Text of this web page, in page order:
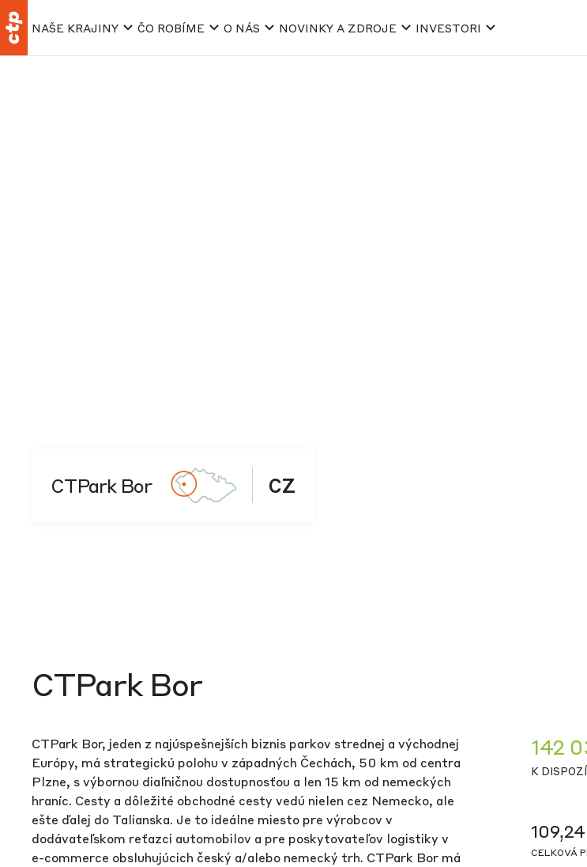
NAŠE KRAJINY ČO ROBÍME O NÁS NOVINKY A ZDROJE INVESTORI
CTPark Bor CZ
CTPark Bor
CTPark Bor, jeden z najúspešnejších biznis parkov strednej a východnej
Európy, má strategickú polohu v západných Čechách, 50 km od centra
Plzne, s výbornou diaľničnou dostupnosťou a len 15 km od nemeckých
hraníc. Cesty a dôležité obchodné cesty vedú nielen cez Nemecko, ale
ešte ďalej do Talianska. Je to ideálne miesto pre výrobcov v
dodávateľskom reťazci automobilov a pre poskytovateľov logistiky v
e-commerce obsluhujúcich český a/alebo nemecký trh. CTPark Bor má
142
K
109,24
CELKOVÁ